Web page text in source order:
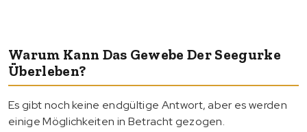
Warum Kann Das Gewebe Der Seegurke
Überleben?
Es gibt noch keine endgültige Antwort, aber es werden
einige Möglichkeiten in Betracht gezogen.